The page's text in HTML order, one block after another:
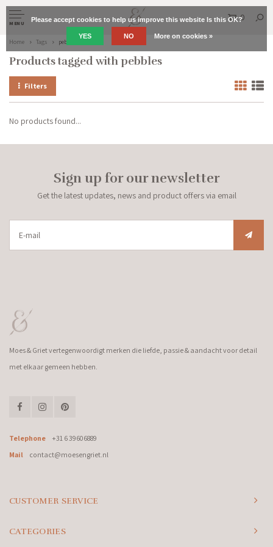
MENU
0
Home Tags pebbles
Products tagged with pebbles
Filters
No products found...
Sign up for our newsletter
Get the latest updates, news and product offers via email
Moes & Griet vertegenwoordigt merken die liefde, passie & aandacht voor detail
met elkaar gemeen hebben.
Telephone
+31 6 39606889
Mail
contact@moesengriet.nl
CUSTOMER SERVICE
CATEGORIES
Please accept cookies to help us improve this website Is this OK?
YES NO More on cookies »